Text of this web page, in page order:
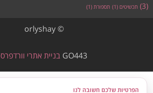
(3)
תכשיטים (1) תספורת (1)
© orlyshay
GO443 בניית אתרי וורדפרס
הפרטיות שלכם חשובה לנו